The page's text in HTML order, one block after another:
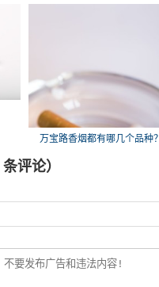
万宝路香烟都有哪几个品种？
条评论）